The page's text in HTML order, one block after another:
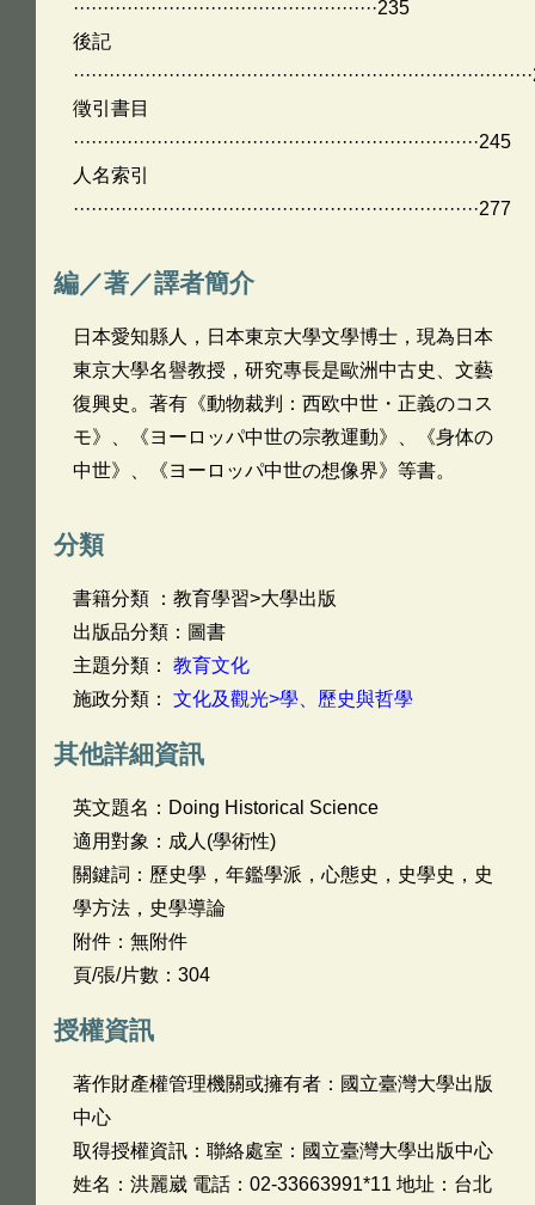
···················································235
後記
徵引書目
····································································245
人名索引
····································································277
編／著／譯者簡介
日本愛知縣人，日本東京大學文學博士，現為日本
東京大學名譽教授，研究專長是歐洲中古史、文藝
復興史。著有《動物裁判：西欧中世・正義のコス
モ》、《ヨーロッパ中世の宗教運動》、《身体の
中世》、《ヨーロッパ中世の想像界》等書。
分類
書籍分類 ：教育學習>大學出版
出版品分類：圖書
主題分類： 教育文化
施政分類： 文化及觀光>學、歷史與哲學
其他詳細資訊
英文題名： Doing Historical Science
適用對象：成人(學術性)
關鍵詞：歷史學，年鑑學派，心態史，史學史，史
學方法，史學導論
附件：無附件
頁/張/片數：304
授權資訊
著作財產權管理機關或擁有者：國立臺灣大學出版
中心
取得授權資訊：聯絡處室：國立臺灣大學出版中心
姓名：洪麗崴 電話：02-33663991*11 地址：台北